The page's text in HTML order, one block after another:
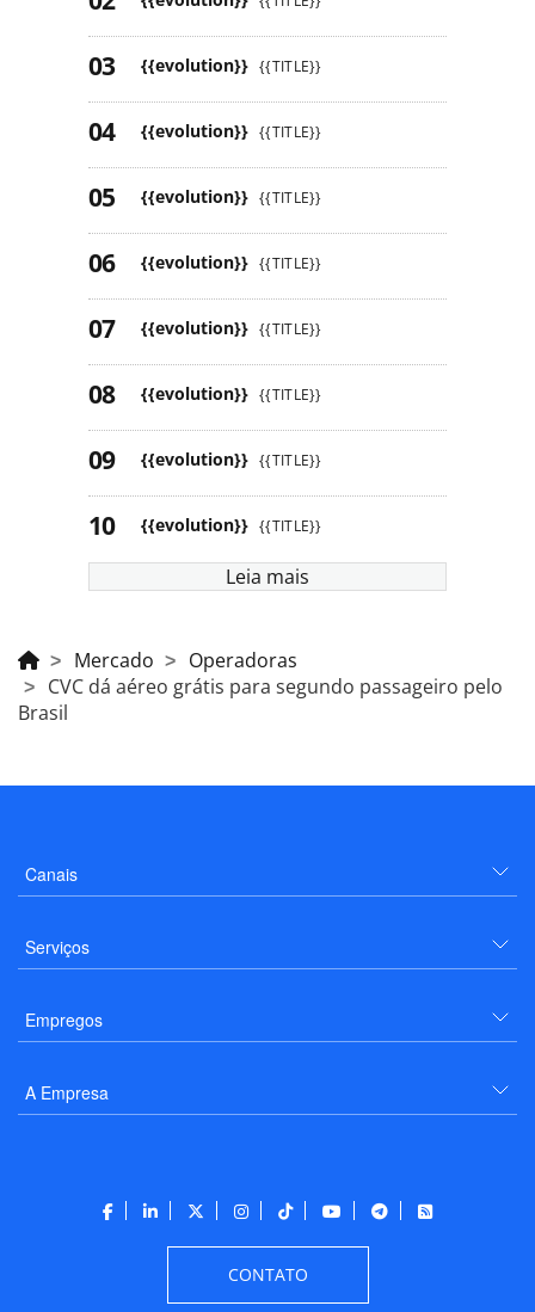
{{evolution}} {{TITLE}}
{{evolution}} {{TITLE}}
{{evolution}} {{TITLE}}
{{evolution}} {{TITLE}}
{{evolution}} {{TITLE}}
{{evolution}} {{TITLE}}
{{evolution}} {{TITLE}}
{{evolution}} {{TITLE}}
Leia mais
Mercado
Operadoras
CVC dá aéreo grátis para segundo passageiro pelo
Brasil
Canais
Serviços
Empregos
A Empresa
CONTATO